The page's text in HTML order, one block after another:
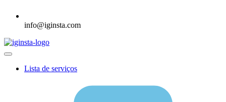
info@iginsta.com
Lista de serviços